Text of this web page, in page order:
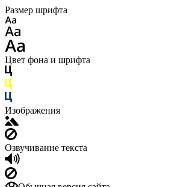
Размер шрифта
Цвет фона и шрифта
Изображения
Озвучивание текста